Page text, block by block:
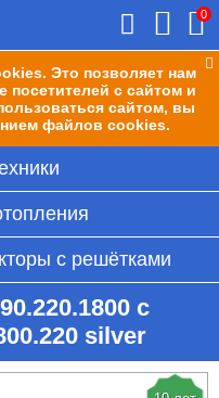
Это позволяет нам
посетителей с сайтом и
сайтом, вы
файлов cookies.
0
с решётками
с
silver